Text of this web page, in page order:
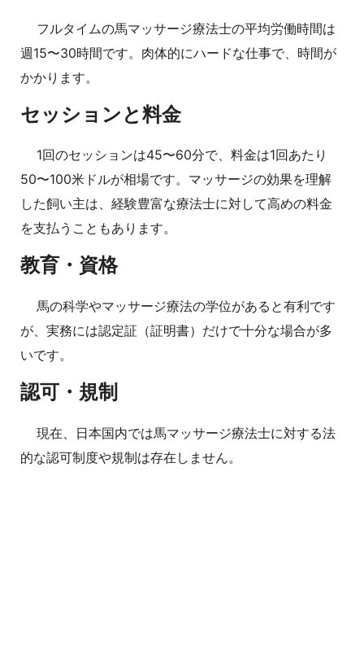
フルタイムの馬マッサージ療法士の平均労働時間は
週15〜30時間です。肉体的にハードな仕事で、時間が
かかります。
セッションと料金
1回のセッションは45〜60分で、料金は1回あたり
50〜100米ドルが相場です。マッサージの効果を理解
した飼い主は、経験豊富な療法士に対して高めの料金
を支払うこともあります。
教育・資格
馬の科学やマッサージ療法の学位があると有利です
が、実務には認定証（証明書）だけで十分な場合が多
いです。
認可・規制
現在、日本国内では馬マッサージ療法士に対する法
的な認可制度や規制は存在しません。